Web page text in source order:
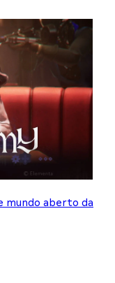
mundo aberto da